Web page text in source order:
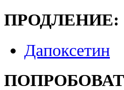
ПРОДЛЕНИЕ:
Дапоксетин